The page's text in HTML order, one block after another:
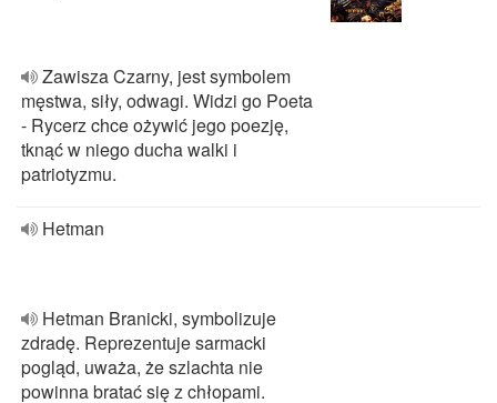
Zawisza Czarny, jest symbolem
męstwa, siły, odwagi. Widzi go Poeta
- Rycerz chce ożywić jego poezję,
tknąć w niego ducha walki i
patriotyzmu.
Hetman
Hetman Branicki, symbolizuje
zdradę. Reprezentuje sarmacki
pogląd, uważa, że szlachta nie
powinna bratać się z chłopami.